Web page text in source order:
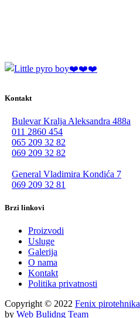
Kontakt
Bulevar Kralja Aleksandra 488a
011 2860 454
065 209 32 82
069 209 32 82
General Vladimira Kondića 7
069 209 32 81
Brzi linkovi
Proizvodi
Usluge
Galerija
O nama
Kontakt
Politika privatnosti
Copyright © 2022 Fenix pirotehnika
by Web Bulidng Team